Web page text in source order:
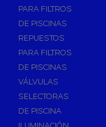
PARA FILTROS
DE PISCINAS
REPUESTOS
PARA FILTROS
DE PISCINAS
VÁLVULAS
SELECTORAS
DE PISCINA